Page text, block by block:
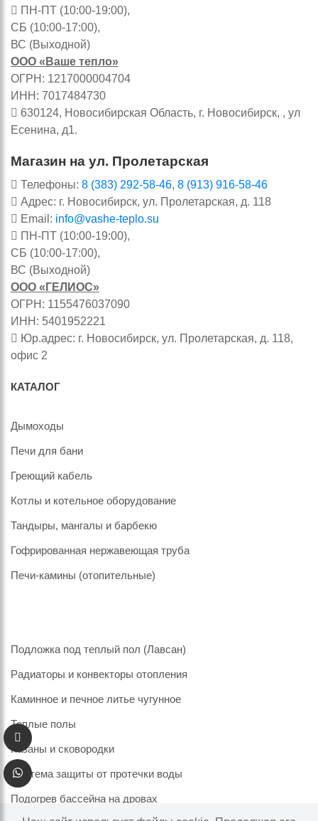
ПН-ПТ (10:00-19:00),
СБ (10:00-17:00),
ВС (Выходной)
ООО «Ваше тепло»
ОГРН: 1217000004704
ИНН: 7017484730
630124, Новосибирская Область, г. Новосибирск, , ул
Есенина, д1.
Магазин на ул. Пролетарская
Телефоны: 8 (383) 292-58-46, 8 (913) 916-58-46
Адрес: г. Новосибирск, ул. Пролетарская, д. 118
Email: info@vashe-teplo.su
ПН-ПТ (10:00-19:00),
СБ (10:00-17:00),
ВС (Выходной)
ООО «ГЕЛИОС»
ОГРН: 1155476037090
ИНН: 5401952221
Юр.адрес: г. Новосибирск, ул. Пролетарская, д. 118,
офис 2
КАТАЛОГ
Дымоходы
Печи для бани
Греющий кабель
Котлы и котельное оборудование
Тандыры, мангалы и барбекю
Гофрированная нержавеющая труба
Печи-камины (отопительные)
Подложка под теплый пол (Лавсан)
Радиаторы и конвекторы отопления
Каминное и печное литье чугунное
Теплые полы
Казаны и сковородки
Система защиты от протечки воды
Подогрев бассейна на дровах